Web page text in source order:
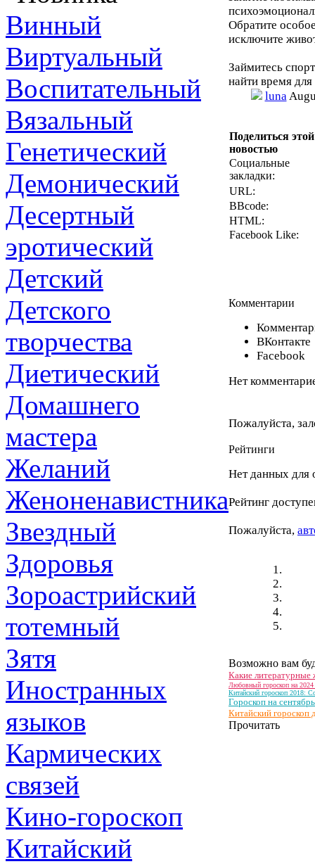
Винный
Виртуальный
Воспитательный
Вязальный
Генетический
Демонический
Десертный
эротический
Детский
Детского
творчества
Диетический
Домашнего
мастера
Желаний
Женоненавистника
Звездный
Здоровья
Зороастрийский
тотемный
Зятя
Иностранных
языков
Кармических
связей
Кино-гороскоп
Китайский
Обратите
исключите
Займитесь
найти время
luna
Поделиться этой
новостью
Социальные
закладки:
URL:
BBcode:
HTML:
Facebook Like:
Комментарии
ВКонтакте
Facebook
Нет
Пожалуйста,
Рейтинги
Нет данных для
Рейтинг
Пожалуйста,
Возможно вам
Какие литературные
Любовный гороскоп на 2024
Китайский гороскоп 2018:
Гороскоп на
Китайский гороскоп
Прочитать